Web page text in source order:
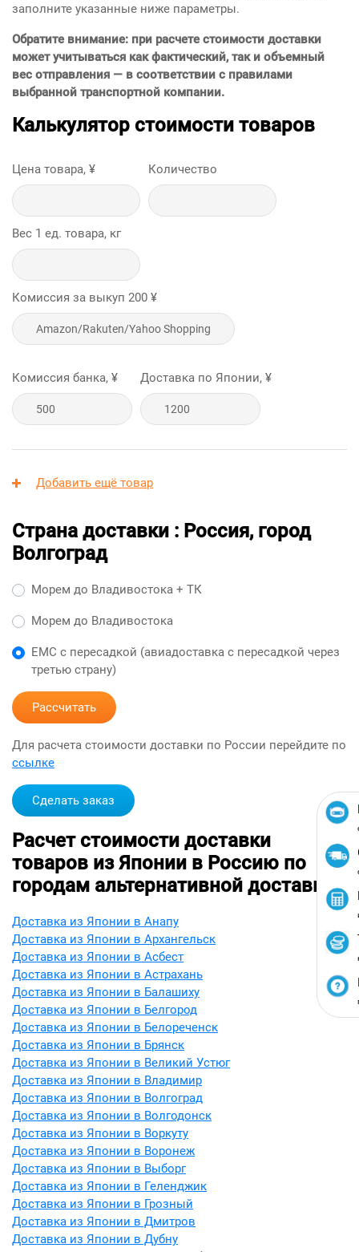
заполните указанные ниже параметры.
Обратите внимание: при расчете стоимости доставки
может учитываться как фактический, так и объемный
вес отправления — в соответствии с правилами
выбранной транспортной компании.
Калькулятор стоимости товаров
Цена товара, ¥ Количество
Вес 1 ед. товара, кг
Комиссия за выкуп 200 ¥
Комиссия банка, ¥ Доставка по Японии, ¥
Добавить ещё товар
Страна доставки : Россия, город
Волгоград
Морем до Владивостока + ТК
Морем до Владивостока
ЕМС с пересадкой (авиадоставка с пересадкой через
третью страну)
Рассчитать
Для расчета стоимости доставки по России перейдите по
ссылке
Сделать заказ
Расчет стоимости доставки
товаров из Японии в Россию по
городам альтернативной доставкой
Доставка из Японии в Анапу
Доставка из Японии в Архангельск
Доставка из Японии в Асбест
Доставка из Японии в Астрахань
Доставка из Японии в Балашиху
Доставка из Японии в Белгород
Доставка из Японии в Белореченск
Доставка из Японии в Брянск
Доставка из Японии в Великий Устюг
Доставка из Японии в Владимир
Доставка из Японии в Волгоград
Доставка из Японии в Волгодонск
Доставка из Японии в Воркуту
Доставка из Японии в Воронеж
Доставка из Японии в Выборг
Доставка из Японии в Геленджик
Доставка из Японии в Грозный
Доставка из Японии в Дмитров
Доставка из Японии в Дубну